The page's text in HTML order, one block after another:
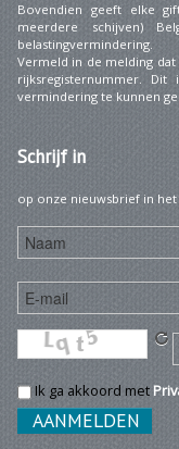
Bovendien geeft elke
meerdere schijven)
belastingvermindering.
Vermeld in de melding dat
rijksregisternummer.
vermindering te kunnen
Schrijfin
op onze nieuwsbrief in het
Ik ga akkoord met